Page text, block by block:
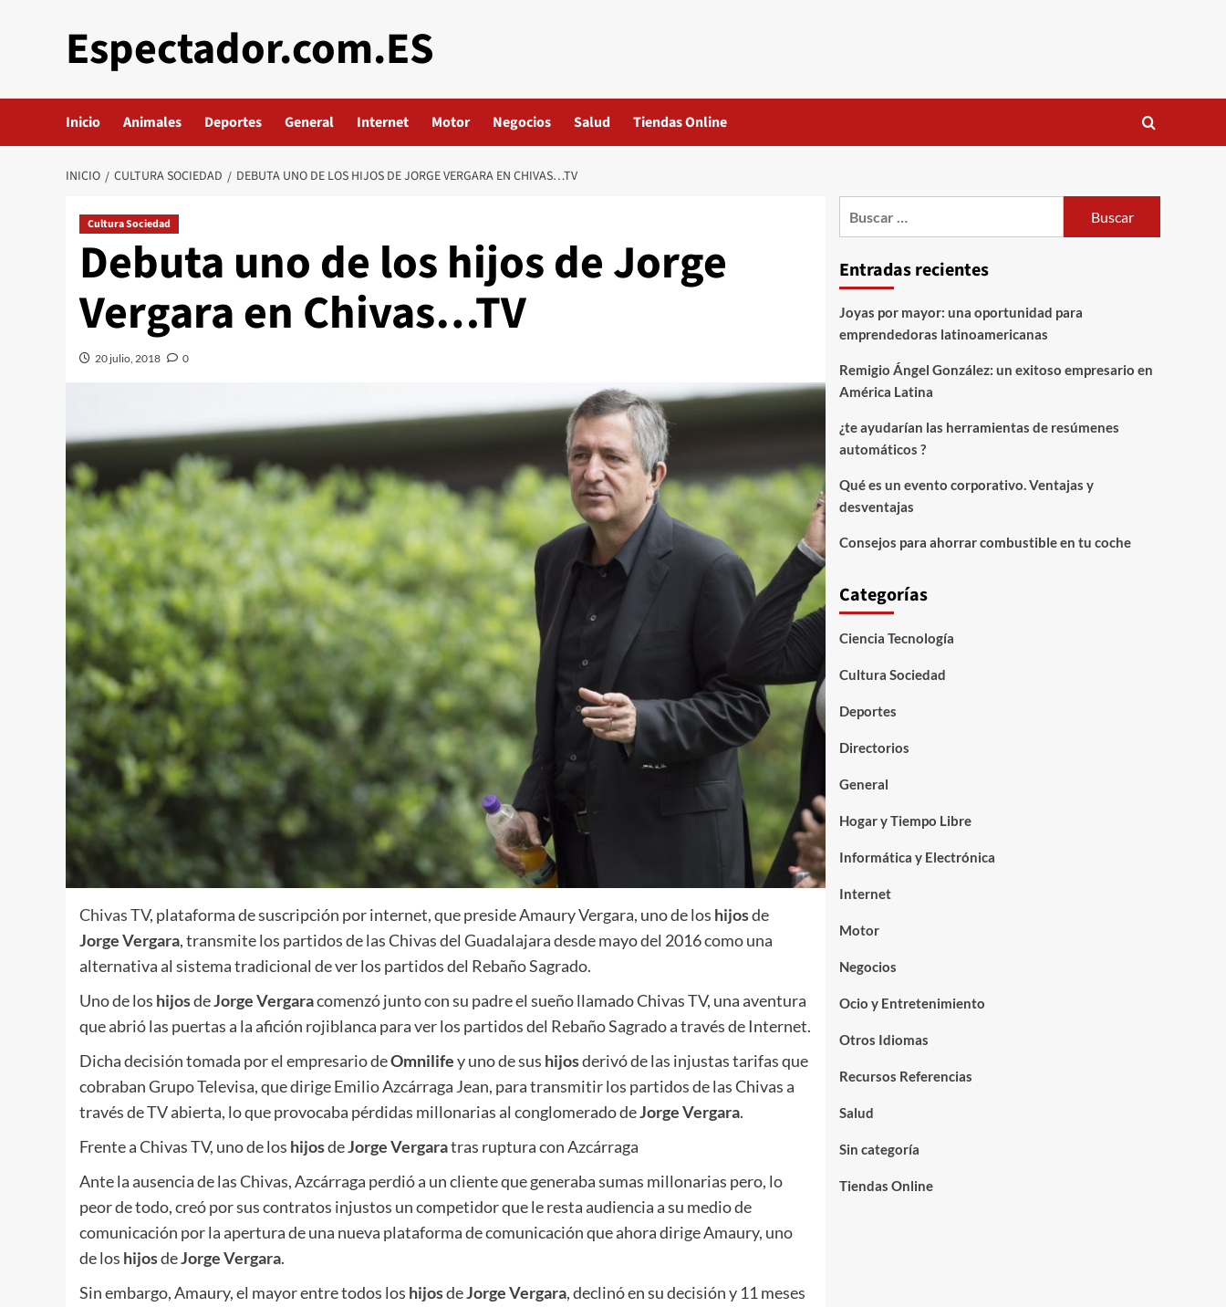
Espectador.com.ES
Inicio Animales Deportes General Internet Motor Negocios Salud Tiendas Online
INICIO CULTURA SOCIEDAD DEBUTA UNO DE LOS HIJOS DE JORGE VERGARA EN CHIVAS…TV
Cultura Sociedad
Debuta uno de los hijos de Jorge
Vergara en Chivas…TV
20 julio, 2018 0
Chivas TV, plataforma de suscripción por internet, que preside Amaury Vergara, uno de los hijosde
Jorge Vergara, transmite los partidos de las Chivas del Guadalajara desde mayo del 2016 como una
alternativa al sistema tradicional de ver los partidos del Rebaño Sagrado.
Uno de los hijosdeJorge Vergaracomenzó junto con su padre el sueño llamado Chivas TV, una aventura
que abrió las puertas a la afición rojiblanca para ver los partidos del Rebaño Sagrado a través de Internet.
Dicha decisión tomada por el empresario deOmnilifey uno de sus hijosderivó de las injustas tarifas que
cobraban Grupo Televisa, que dirige Emilio Azcárraga Jean, para transmitir los partidos de las Chivas a
través de TV abierta, lo que provocaba pérdidas millonarias al conglomerado deJorge Vergara.
Frente a Chivas TV, uno de los hijosdeJorge Vergaratras ruptura con Azcárraga
Ante la ausencia de las Chivas, Azcárraga perdió a un cliente que generaba sumas millonarias pero, lo
peor de todo, creó por sus contratos injustos un competidor que le resta audiencia a su medio de
comunicación por la apertura de una nueva plataforma de comunicación que ahora dirige Amaury, uno
de los hijosdeJorge Vergara.
Sin embargo, Amaury, el mayor entre todos los hijosdeJorge Vergara, declinó en su decisión y 11 meses
Entradas recientes
Joyas por mayor: una oportunidad para
emprendedoras latinoamericanas
Remigio Ángel González: un exitoso empresario en
América Latina
¿te ayudarían las herramientas de resúmenes
automáticos ?
Qué es un evento corporativo. Ventajas y
desventajas
Consejos para ahorrar combustible en tu coche
Categorías
Ciencia Tecnología
Cultura Sociedad
Deportes
Directorios
General
Hogar y Tiempo Libre
Informática y Electrónica
Internet
Motor
Negocios
Ocio y Entretenimiento
Otros Idiomas
Recursos Referencias
Salud
Sin categoría
Tiendas Online